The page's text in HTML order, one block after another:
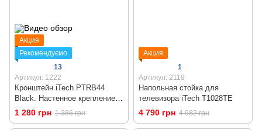
Акция
Рекомендуємо
13
Артикул: 1222
Кронштейн iTech PTRB44
Black. Настенное крепление
для телевизора 32 - 55
дюймов
1 280 грн 1 386 грн
Акция
1
Артикул: 2118
Напольная стойка для
телевизора iTech T1028TE
4 790 грн 4 982 грн